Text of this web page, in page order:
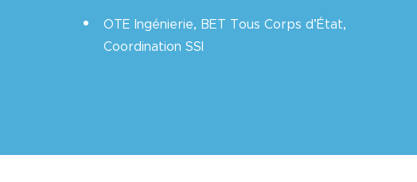
OTE Ingénierie, BET Tous Corps d’État,
Coordination SSI